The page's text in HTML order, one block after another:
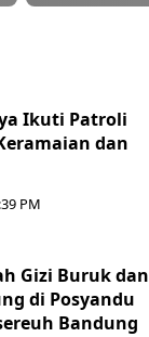
Ikuti Patroli
dan
PM
Gizi Buruk dan
di Posyandu
Bandung